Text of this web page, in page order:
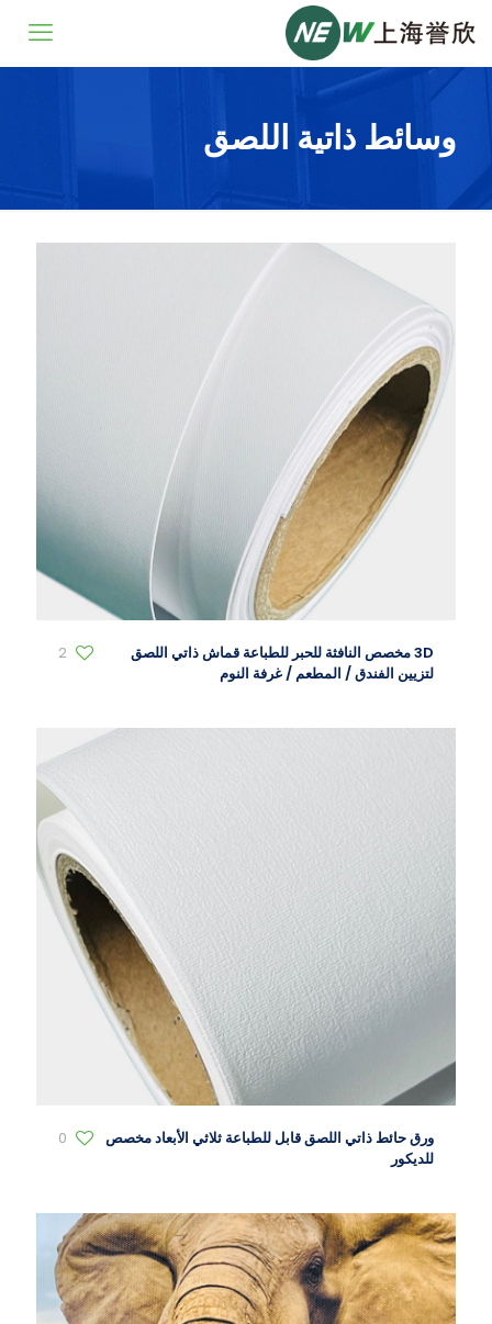
وسائط ذاتية اللصق
3D مخصص النافثة للحبر للطباعة قماش ذاتي اللصق
لتزيين الفندق / المطعم / غرفة النوم
2
ورق حائط ذاتي اللصق قابل للطباعة ثلاثي الأبعاد مخصص
للديكور
0